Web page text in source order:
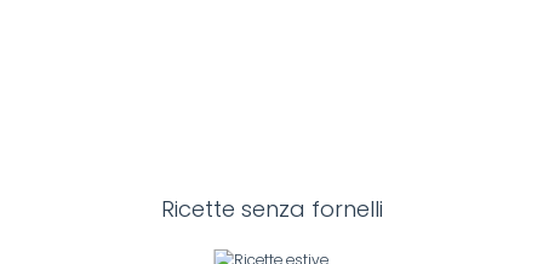
Ricette senza fornelli